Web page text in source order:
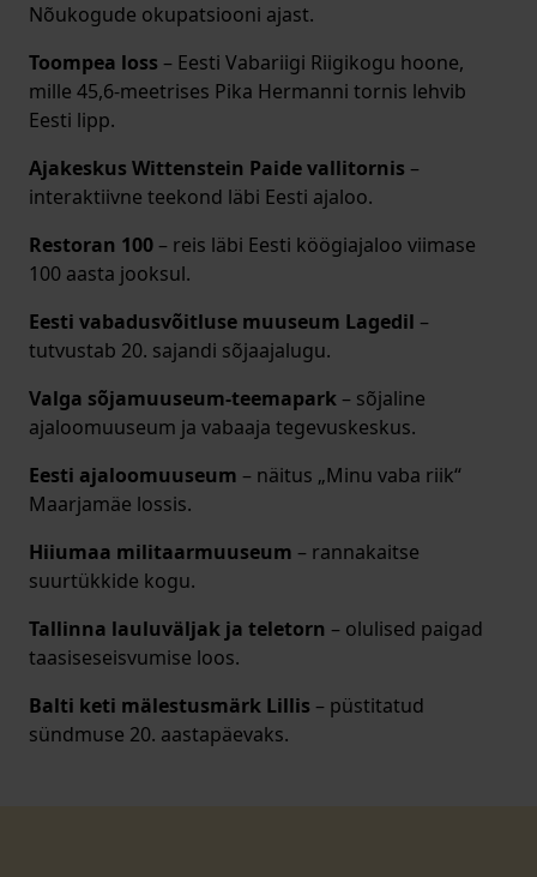
Nõukogude okupatsiooni ajast.
Toompea loss – Eesti Vabariigi Riigikogu hoone,
mille 45,6-meetrises Pika Hermanni tornis lehvib
Eesti lipp.
Ajakeskus Wittenstein Paide vallitornis –
interaktiivne teekond läbi Eesti ajaloo.
Restoran 100 – reis läbi Eesti köögiajaloo viimase
100 aasta jooksul.
Eesti vabadusvõitluse muuseum Lagedil –
tutvustab 20. sajandi sõjaajalugu.
Valga sõjamuuseum-teemapark – sõjaline
ajaloomuuseum ja vabaaja tegevuskeskus.
Eesti ajaloomuuseum – näitus „Minu vaba riik“
Maarjamäe lossis.
Hiiumaa militaarmuuseum – rannakaitse
suurtükkide kogu.
Tallinna lauluväljak ja teletorn – olulised paigad
taasiseseisvumise loos.
Balti keti mälestusmärk Lillis – püstitatud
sündmuse 20. aastapäevaks.